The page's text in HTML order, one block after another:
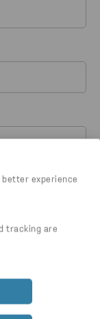
better experience
tracking are
kanaviin,
tavalla.